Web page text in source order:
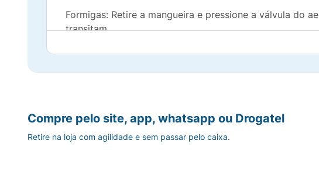
Formigas: Retire a mangueira e pressione a válvula do
transitam.
Compre pelo site, app, whatsapp ou Drogatel
Retire na loja com agilidade e sem passar pelo caixa.